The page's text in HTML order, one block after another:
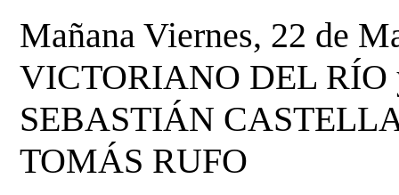
Mañana Viernes, 22 de
VICTORIANO DEL RÍO
SEBASTIÁN
TOMÁS RUFO